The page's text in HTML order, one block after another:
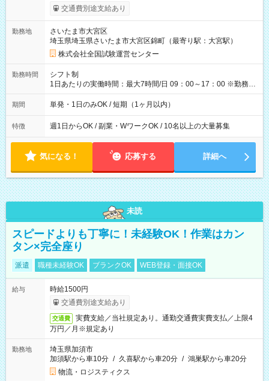
※勤務回数により昇給あり 【即給（前払い）オプションあ
り！】 希望される場合、勤務から1週間ほどで給与の一部を受け
例】 ・河合塾模擬試験 8:30～17:30（休憩1時間） 時給1,300円
×8時間＝日収10,400円＋交通費 ※当日の役割により時給＋100
円の場合あり ・国家試験 7:00～13:30（休憩なし） 時給1,300
円（役割手当＋100円）×6時間＝日収8,400円＋交通費 【試用期
間】試用期間なし
交通費別途支給あり
勤務地
さいたま市大宮区
埼玉県埼玉県さいたま市大宮区錦町（最寄り駅：大宮駅）
株式会社全国試験運営センター
勤務時間
シフト制
1日あたりの実働時間：最大7時間/日 09：00～17：00 ※勤務時
間は 試験により異なります。
期間 単発・1日のみOK / 短期（1ヶ月以内）
特徴 週1日からOK / 副業・WワークOK / 10名以上の大量募集
気になる！ 応募する 詳細へ
未読
スピードよりも丁寧に！未経験OK！作業はカン
タン×完全座り
派遣 職種未経験OK ブランクOK WEB登録・面接OK
給与
時給1500円
交通費別途支給あり
交通費
実費支給／当社規定あり。通勤交通費実費支払／上限4
万円／月※規定あり
勤務地
埼玉県加須市
加須駅から車10分 / 久喜駅から車20分 / 鴻巣駅から車20分
物流・ロジスティクス